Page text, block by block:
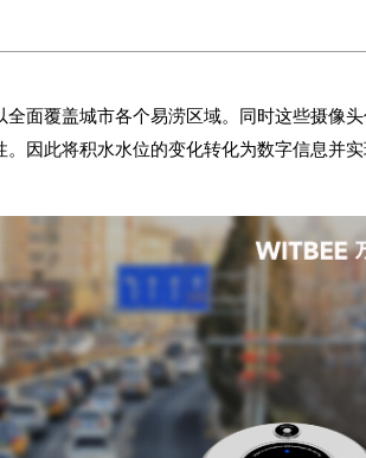
面覆盖城市各个易涝区域。同时这些摄像
因此将积水水位的变化转化为数字信息并